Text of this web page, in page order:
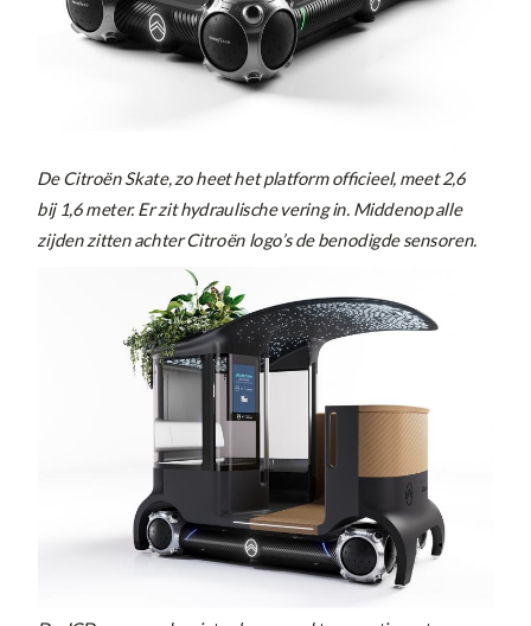
De Citroën Skate, zo heet het platform officieel, meet 2,6
bij 1,6 meter. Er zit hydraulische vering in. Middenop alle
zijden zitten achter Citroën logo’s de benodigde sensoren.